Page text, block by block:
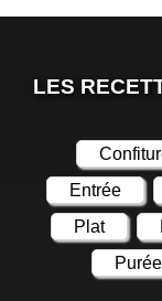
LES
Entrée
Plat
Purée